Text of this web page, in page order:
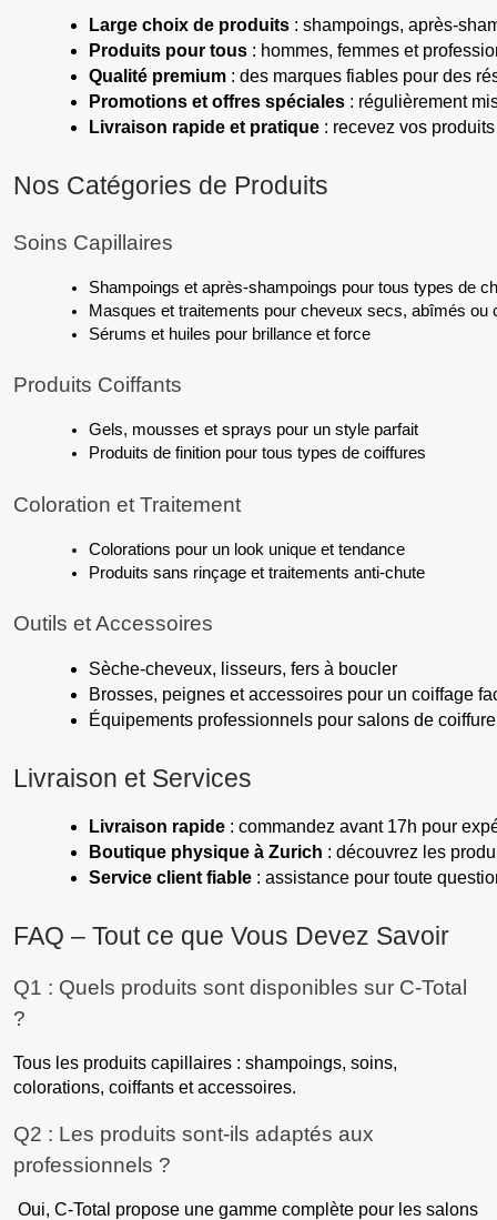
Large choix de produits : shampoings, après-
Produits pour tous : hommes, femmes et
Qualité premium : des marques fiables pour des
Promotions et offres spéciales : régulièrement
Livraison rapide et pratique : recevez vos
Nos Catégories de Produits
Soins Capillaires
Shampoings et après-shampoings pour tous types de
Masques et traitements pour cheveux secs, abîmés ou
Sérums et huiles pour brillance et force
Produits Coiffants
Gels, mousses et sprays pour un style parfait
Produits de finition pour tous types de coiffures
Coloration et Traitement
Colorations pour un look unique et tendance
Produits sans rinçage et traitements anti-chute
Outils et Accessoires
Sèche-cheveux, lisseurs, fers à boucler
Brosses, peignes et accessoires pour un coiffage
Équipements professionnels pour salons de coiffure
Livraison et Services
Livraison rapide : commandez avant 17h pour
Boutique physique à Zurich : découvrez les
Service client fiable : assistance pour toute
FAQ – Tout ce que Vous Devez Savoir
Q1 : Quels produits sont disponibles sur C-Total
?
Tous les produits capillaires : shampoings, soins,
colorations, coiffants et accessoires.
Q2 : Les produits sont-ils adaptés aux
professionnels ?
Oui, C-Total propose une gamme complète pour les salons